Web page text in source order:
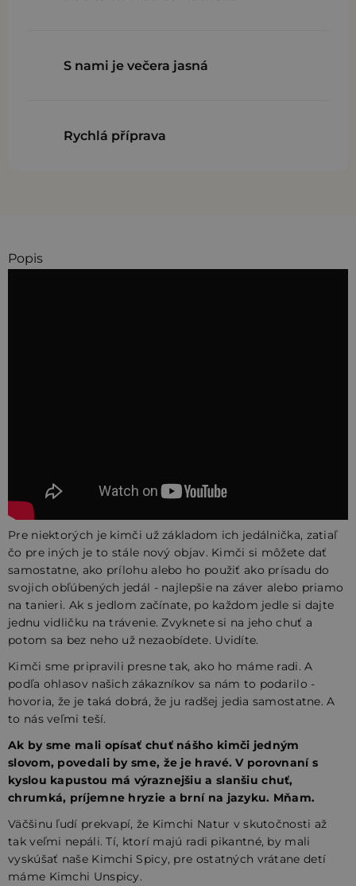
S nami je večera jasná
Rychlá příprava
Popis
Pre niektorých je kimči už základom ich jedálnička, zatiaľ
čo pre iných je to stále nový objav. Kimči si môžete dať
samostatne, ako prílohu alebo ho použiť ako prísadu do
svojich obľúbených jedál - najlepšie na záver alebo priamo
na tanieri. Ak s jedlom začínate, po každom jedle si dajte
jednu vidličku na trávenie. Zvyknete si na jeho chuť a
potom sa bez neho už nezaobídete. Uvidíte.
Kimči sme pripravili presne tak, ako ho máme radi. A
podľa ohlasov našich zákazníkov sa nám to podarilo -
hovoria, že je taká dobrá, že ju radšej jedia samostatne. A
to nás veľmi teší.
Ak by sme mali opísať chuť nášho kimči jedným
slovom, povedali by sme, že je hravé. V porovnaní s
kyslou kapustou má výraznejšiu a slanšiu chuť,
chrumká, príjemne hryzie a brní na jazyku. Mňam.
Väčšinu ľudí prekvapí, že Kimchi Natur v skutočnosti až
tak veľmi nepáli. Tí, ktorí majú radi pikantné, by mali
vyskúšať naše Kimchi Spicy, pre ostatných vrátane detí
máme Kimchi Unspicy.